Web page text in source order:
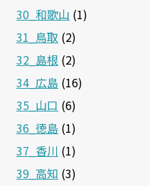
30_和歌山 (1)
31_鳥取 (2)
32_島根 (2)
34_広島 (16)
35_山口 (6)
36_徳島 (1)
37_香川 (1)
39_高知 (3)